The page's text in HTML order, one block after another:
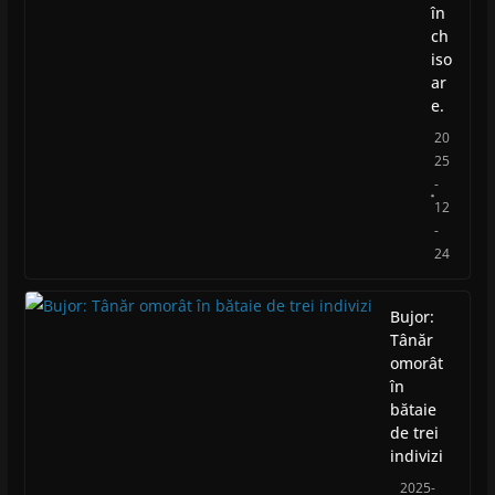
în
ch
iso
ar
e.
20
25
-
12
-
24
Bujor:
Tânăr
omorât
în
bătaie
de trei
indivizi
2025-